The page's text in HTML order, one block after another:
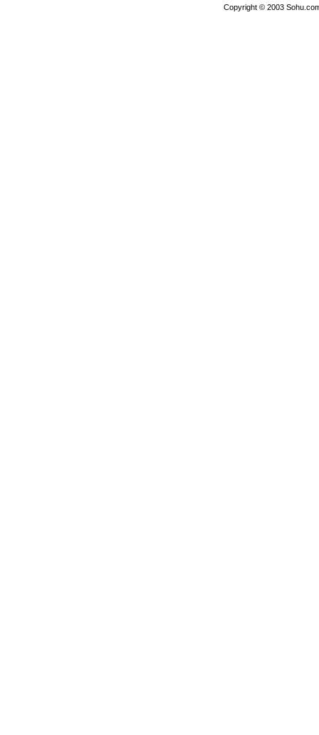
Copyright © 2003